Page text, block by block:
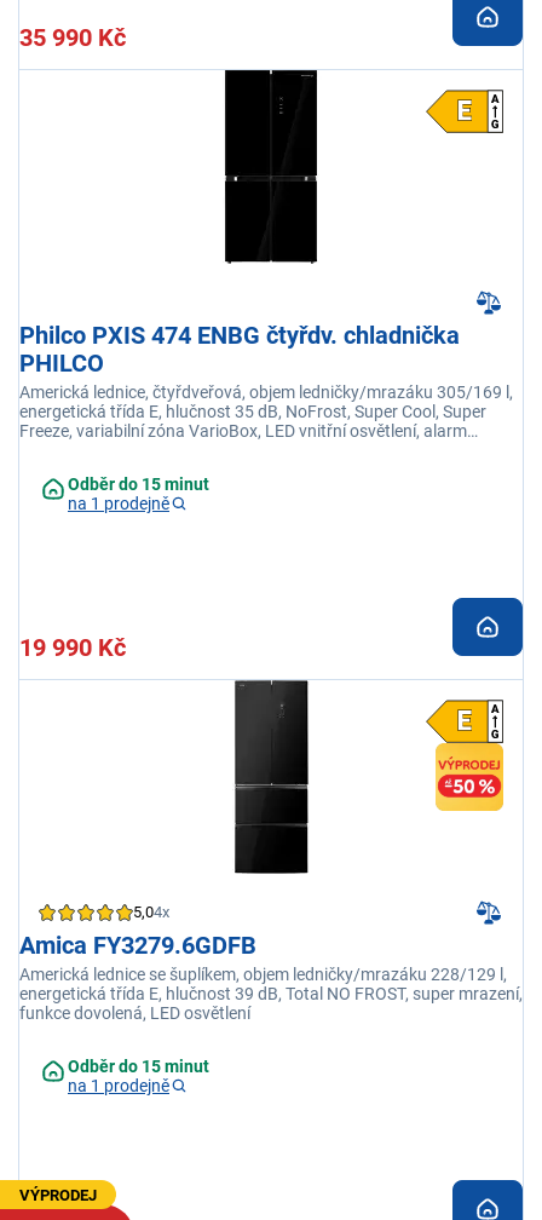
35 990 Kč
Philco PXIS 474 ENBG čtyřdv. chladnička
PHILCO
Americká lednice, čtyřdveřová, objem ledničky/mrazáku 305/169 l,
energetická třída E, hlučnost 35 dB, NoFrost, Super Cool, Super
Freeze, variabilní zóna VarioBox, LED vnitřní osvětlení, alarm
Odběr do 15 minut
na 1 prodejně
19 990 Kč
5,04x
Amica FY3279.6GDFB
Americká lednice se šuplíkem, objem ledničky/mrazáku 228/129 l,
energetická třída E, hlučnost 39 dB, Total NO FROST, super mrazení,
funkce dovolená, LED osvětlení
Odběr do 15 minut
na 1 prodejně
VÝPRODEJ